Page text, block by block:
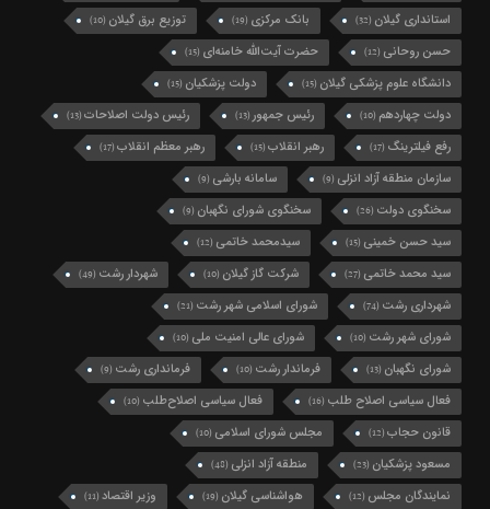
استانداری گیلان (32) بانک مرکزی (19) توزیع برق گیلان (10)
حسن روحانی (12) حضرت آیت‌الله خامنه‌ای (15)
دانشگاه علوم پزشکی گیلان (15) دولت پزشکیان (15)
دولت چهاردهم (10) رئیس جمهور(13) رئیس دولت اصلاحات(13)
رفع فیلترینگ (17) رهبر انقلاب(15) رهبر معظم انقلاب(17)
سازمان منطقه آزاد انزلی (9) سامانه بارشی (9)
سخنگوی دولت (26) سخنگوی شورای نگهبان (9)
سید حسن خمینی (15) سیدمحمد خاتمی (12)
سید محمد خاتمی (27) شرکت گاز گیلان (10) شهردار رشت (49)
شهرداری رشت (74) شورای اسلامی شهر رشت (21)
شورای شهر رشت (10) شورای عالی امنیت ملی (10)
شورای نگهبان (13) فرماندار رشت (10) فرمانداری رشت (9)
فعال سیاسی اصلاح طلب (16) فعال سیاسی اصلاح‌طلب (10)
قانون حجاب(12) مجلس شورای اسلامی (10)
مسعود پزشکیان (23) منطقه آزاد انزلی (48)
نمایندگان مجلس (12) هواشناسی گیلان (19) وزیر اقتصاد(11)